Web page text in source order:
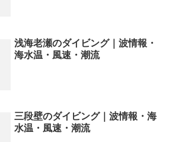
浅海老瀬のダイビング｜波情報・
海水温・風速・潮流
三段壁のダイビング｜波情報・海
水温・風速・潮流